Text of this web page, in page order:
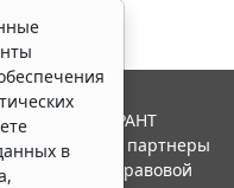
в
Система ГАРАНТ
"Гарант" и ее партнеры
ассоциации правовой